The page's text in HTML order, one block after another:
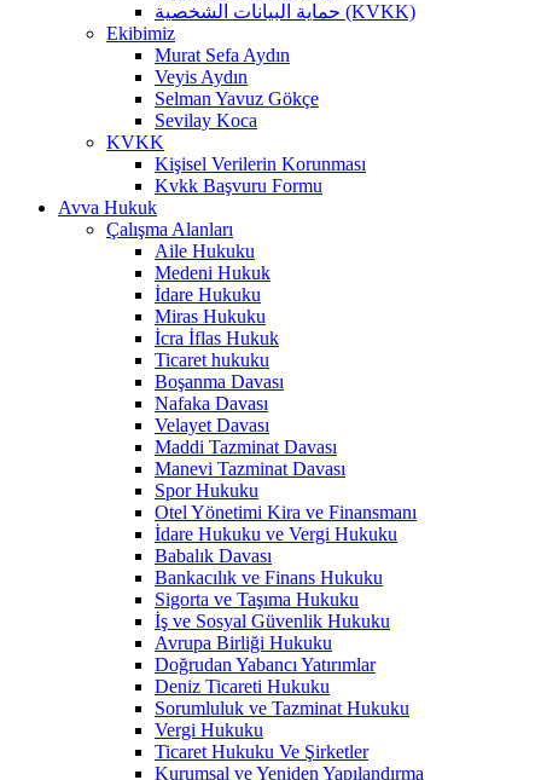
حماية البيانات الشخصية (KVKK)
Ekibimiz
Murat Sefa Aydın
Veyis Aydın
Selman Yavuz Gökçe
Sevilay Koca
KVKK
Kişisel Verilerin Korunması
Kvkk Başvuru Formu
Avva Hukuk
Çalışma Alanları
Aile Hukuku
Medeni Hukuk
İdare Hukuku
Miras Hukuku
İcra İflas Hukuk
Ticaret hukuku
Boşanma Davası
Nafaka Davası
Velayet Davası
Maddi Tazminat Davası
Manevi Tazminat Davası
Spor Hukuku
Otel Yönetimi Kira ve Finansmanı
İdare Hukuku ve Vergi Hukuku
Babalık Davası
Bankacılık ve Finans Hukuku
Sigorta ve Taşıma Hukuku
İş ve Sosyal Güvenlik Hukuku
Avrupa Birliği Hukuku
Doğrudan Yabancı Yatırımlar
Deniz Ticareti Hukuku
Sorumluluk ve Tazminat Hukuku
Vergi Hukuku
Ticaret Hukuku Ve Şirketler
Kurumsal ve Yeniden Yapılandırma